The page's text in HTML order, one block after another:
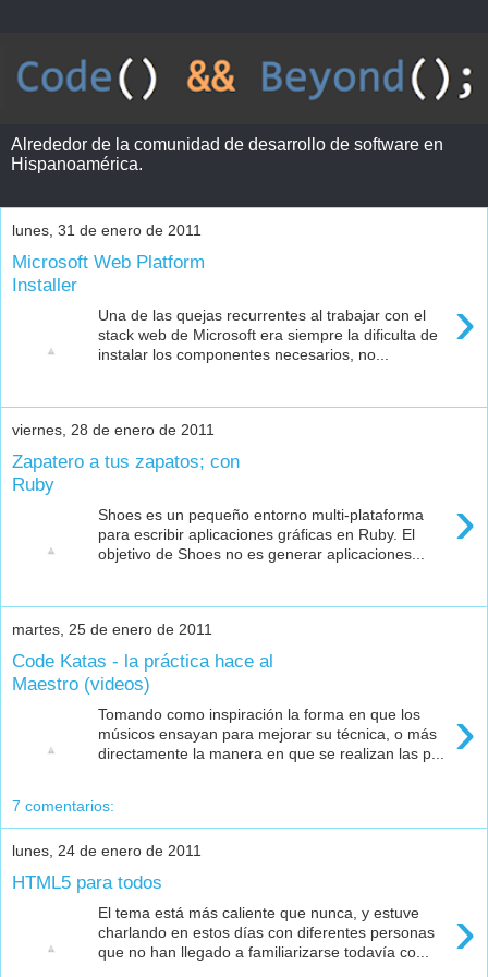
Alrededor de la comunidad de desarrollo de software en
Hispanoamérica.
lunes, 31 de enero de 2011
Microsoft Web Platform
Installer
›
Una de las quejas recurrentes al trabajar con el
stack web de Microsoft era siempre la dificulta de
instalar los componentes necesarios, no...
viernes, 28 de enero de 2011
Zapatero a tus zapatos; con
Ruby
›
Shoes es un pequeño entorno multi-plataforma
para escribir aplicaciones gráficas en Ruby. El
objetivo de Shoes no es generar aplicaciones...
martes, 25 de enero de 2011
Code Katas - la práctica hace al
Maestro (videos)
›
Tomando como inspiración la forma en que los
músicos ensayan para mejorar su técnica, o más
directamente la manera en que se realizan las p...
7 comentarios:
lunes, 24 de enero de 2011
HTML5 para todos
›
El tema está más caliente que nunca, y estuve
charlando en estos días con diferentes personas
que no han llegado a familiarizarse todavía co...